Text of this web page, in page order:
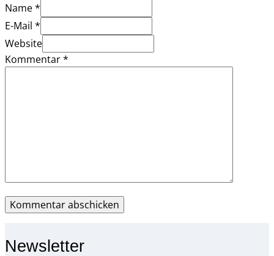
Name *
E-Mail *
Website
Kommentar*
Newsletter